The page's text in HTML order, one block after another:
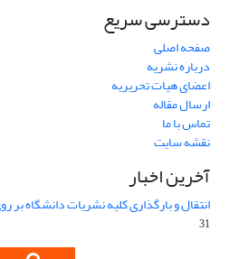
دسترسی سریع
صفحه اصلی
درباره نشریه
اعضای هیات تحریریه
ارسال مقاله
تماس با ما
نقشه سایت
آخرین اخبار
انتقال و بارگذاری کلیه نشریات دانشگاه بر
31